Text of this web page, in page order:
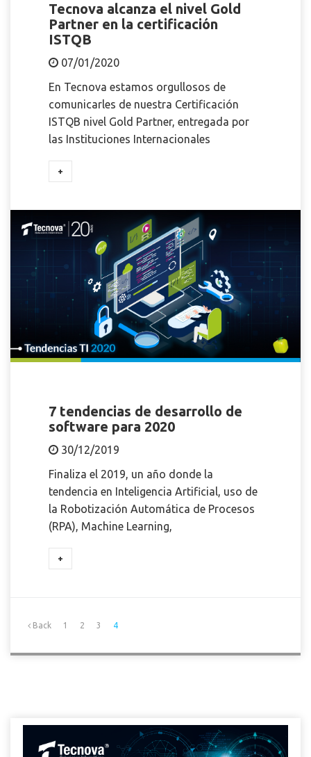
Tecnova alcanza el nivel Gold
Partner en la certificación
ISTQB
07/01/2020
En Tecnova estamos orgullosos de
comunicarles de nuestra Certificación
ISTQB nivel Gold Partner, entregada por
las Instituciones Internacionales
+
7 tendencias de desarrollo de
software para 2020
30/12/2019
Finaliza el 2019, un año donde la
tendencia en Inteligencia Artificial, uso de
la Robotización Automática de Procesos
(RPA), Machine Learning,
+
Back 1 2 3 4